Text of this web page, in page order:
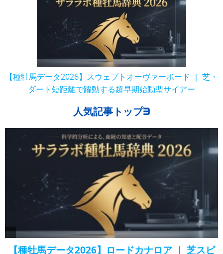
【種牡馬データ2026】スウェプトオーヴァーボード ｜ 芝・
ダート短距離で躍動する超早期始動型サイアー
人気記事トップ3